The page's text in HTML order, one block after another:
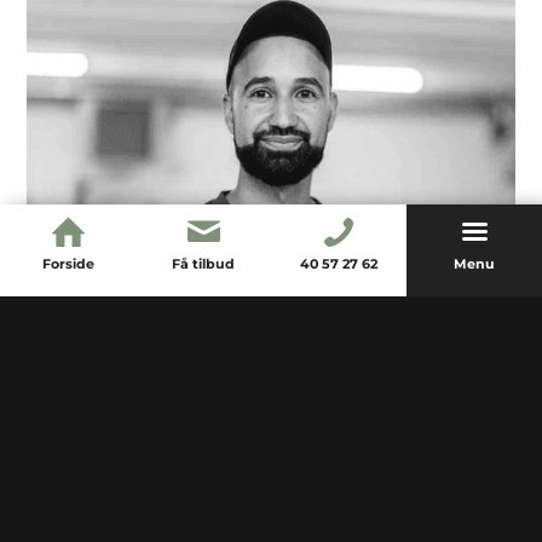
både private og arkitekter.
I dag leder Martin værkstedet hos ClearWood Inventar –
hvor erfaring, kvalitet og håndværk går hånd i hånd i
hver eneste detalje.
Forside Få tilbud 40 57 27 62 Menu